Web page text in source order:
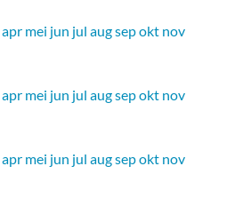
apr mei jun jul augsepokt nov
apr mei jun jul augsepokt nov
apr mei jun jul augsepokt nov